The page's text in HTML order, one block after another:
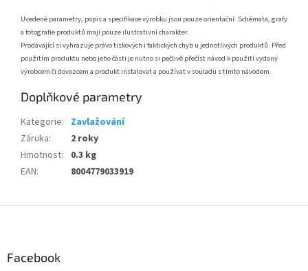
Uvedené parametry, popis a specifikace výrobku jsou pouze orientační. Schémata, grafy
a fotografie produktů mají pouze ilustrativní charakter.
Prodávající si vyhrazuje právo tiskových i faktických chyb u jednotlivých produktů. Před
použitím produktu nebo jeho části je nutno si pečlivě přečíst návod k použití vydaný
výrobcem či dovozcem a produkt instalovat a používat v souladu s tímto návodem.
Doplňkové parametry
Kategorie: Zavlažování
Záruka:
2 roky
Hmotnost:
0.3 kg
EAN: 8004779033919
Facebook